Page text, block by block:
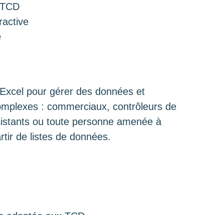
pour gérer des données et
: commerciaux, contrôleurs de
ou toute personne amenée à
de listes de données.